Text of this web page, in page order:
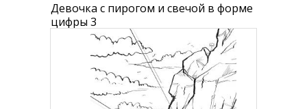
Девочка с пирогом и свечой в форме
цифры 3